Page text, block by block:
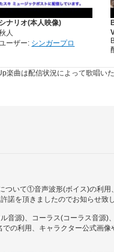
ナリオ(本人映像)
人
ーザー: シンガープロ
楽曲は配信状況によって歌唱い
ついて①音声波形(ボイス)の利
諾を頂きましたのでお知らせ致し
音源)、コーラス(コーラス音源
の利用、キャラクター公式画